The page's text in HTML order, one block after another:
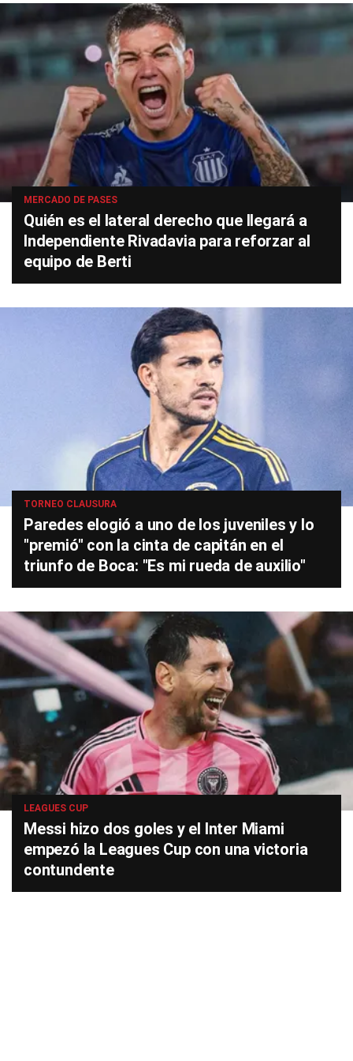
MERCADO DE PASES
Quién es el lateral derecho que llegará a
Independiente Rivadavia para reforzar al
equipo de Berti
TORNEO CLAUSURA
Paredes elogió a uno de los juveniles y lo
"premió" con la cinta de capitán en el
triunfo de Boca: "Es mi rueda de auxilio"
LEAGUES CUP
Messi hizo dos goles y el Inter Miami
empezó la Leagues Cup con una victoria
contundente